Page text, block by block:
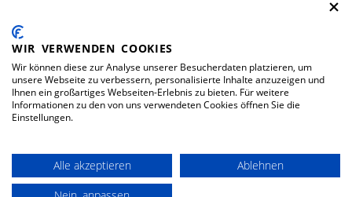
LEGAL
DOWNLOADS
© 2026 Spilag AG
WIR VERWENDEN COOKIES
Wir können diese zur Analyse unserer Besucherdaten platzieren, um
unsere Webseite zu verbessern, personalisierte Inhalte anzuzeigen und
Ihnen ein großartiges Webseiten-Erlebnis zu bieten. Für weitere
Informationen zu den von uns verwendeten Cookies öffnen Sie die
Einstellungen.
Alle akzeptieren
Ablehnen